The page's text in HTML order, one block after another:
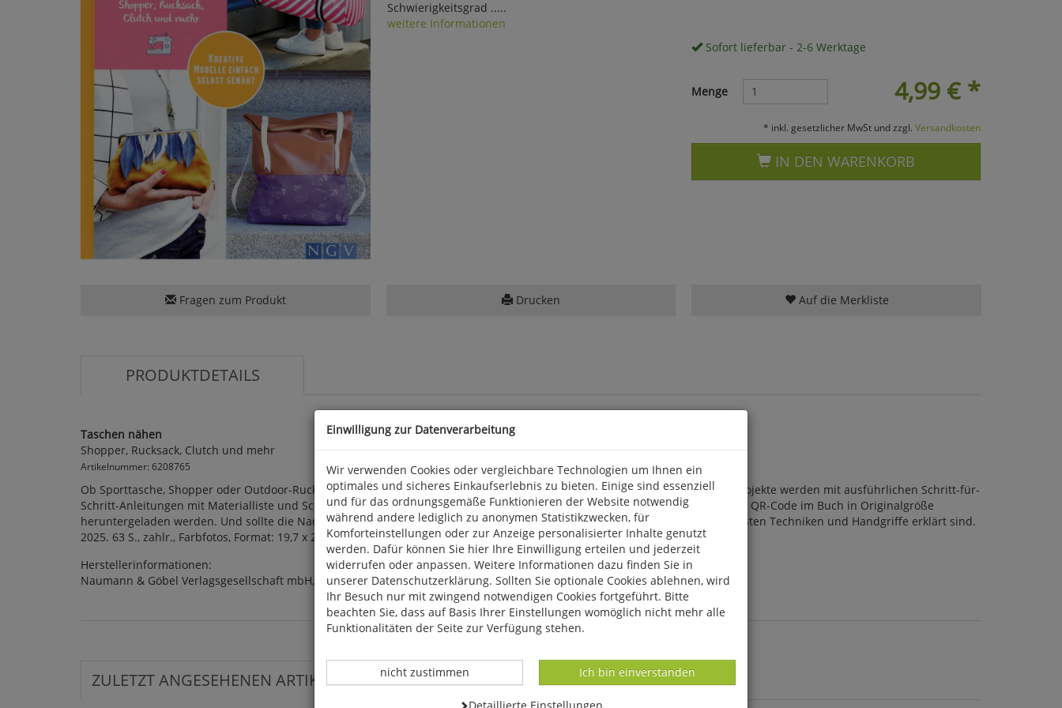
Schwierigkeitsgrad .....
weitere Informationen
Sofort lieferbar - 2-6 Werktage
4,99 €*
Menge
* inkl. gesetzlicher MwSt und zzgl. Versandkosten
IN DEN WARENKORB
Fragen zum Produkt Drucken Auf die Merkliste
PRODUKTDETAILS
Taschen nähen
Shopper, Rucksack, Clutch und mehr
Artikelnummer: 6208765
Ob Sporttasche, Shopper oder Outdoor-Rucksack - in diesem Buch finden Sie 19 tolle Ideen für jeden Taschenwunsch. Alle Projekte werden mit ausführlichen Schritt-für-
Schritt-Anleitungen mit Materialliste und Schwierigkeitsgrad vorgestellt. Die Schnittmuster können einfach mit dem Link oder QR-Code im Buch in Originalgröße
heruntergeladen werden. Und sollte die Nadel doch mal klemmen, hilft das im Buch enthaltene Näh-ABC, in dem die wichtigsten Techniken und Handgriffe erklärt sind.
2025. 63 S., zahlr., Farbfotos, Format: 19,7 x 25 cm, geb. Naumann & Göbel.
Herstellerinformationen:
Naumann & Göbel Verlagsgesellschaft mbH, Emil-Hoffmann-Str. 1, D 50996 Köln, info@naumann-goebel.de
ZULETZT ANGESEHENEN ARTIKEL:
Einwilligung zur Datenverarbeitung
Wir verwenden Cookies oder vergleichbare Technologien um Ihnen ein
optimales und sicheres Einkaufserlebnis zu bieten. Einige sind essenziell
und für das ordnungsgemäße Funktionieren der Website notwendig
während andere lediglich zu anonymen Statistikzwecken, für
Komforteinstellungen oder zur Anzeige personalisierter Inhalte genutzt
werden. Dafür können Sie hier Ihre Einwilligung erteilen und jederzeit
widerrufen oder anpassen. Weitere Informationen dazu finden Sie in
unserer Datenschutzerklärung. Sollten Sie optionale Cookies ablehnen, wird
Ihr Besuch nur mit zwingend notwendigen Cookies fortgeführt. Bitte
beachten Sie, dass auf Basis Ihrer Einstellungen womöglich nicht mehr alle
Funktionalitäten der Seite zur Verfügung stehen.
Datenverarbeitung -
Ich bin einverstanden
Datenverarbeitung -
nicht zustimmen
Datenverarbeitung -